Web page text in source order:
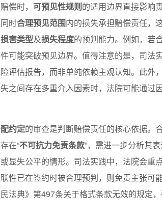
偿时， 可预见性规则的适用边界直接影响
时合理预见范围内的损失承担赔偿责任，
损害类型及损失程度的预判能力。例如，若
可能突破预见边界。值得注意的是，司法
评估报告，而非单纯依赖主观认知。此外，
之间存在多重介入因素时，法院可能通过
约定的审查是判断赔偿责任的核心依据。
在“不可抗力免责条款”，需进一步分析其
显失公平的情形。司法实践中，法院会重
性已在签约时被合理预判，则免责主张可
法典》第497条关于格式条款无效的规定